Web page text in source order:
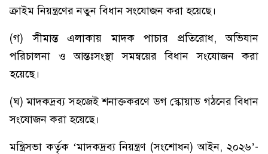
ক্রাইম নিয়ন্ত্রণের নতুন বিধান সংযোজন করা হয়েছে।
(গ) সীমান্ত এলাকায় মাদক পাচার প্রতিরোধ, অভিযান
পরিচালনা ও আন্তঃসংস্থা সমন্বয়ের বিধান সংযোজন করা
হয়েছে।
(ঘ) মাদকদ্রব্য সহজেই শনাক্তকরণে ডগ স্কোয়াড গঠনের বিধান
সংযোজন করা হয়েছে।
মন্ত্রিসভা কর্তৃক ‘মাদকদ্রব্য নিয়ন্ত্রণ (সংশোধন) আইন, ২০২৬’-